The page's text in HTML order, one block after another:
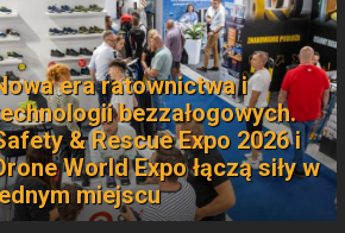
era ratownictwa i
bezzałogowych.
& Rescue Expo 2026 i
World Expo łączą siły w
miejscu